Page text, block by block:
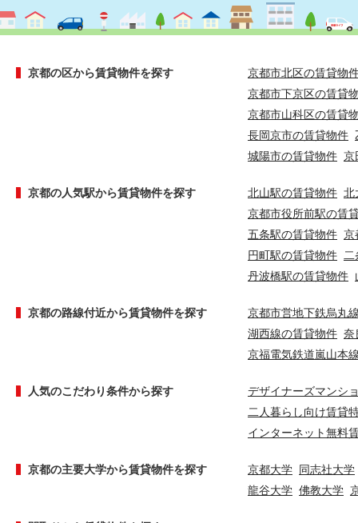
京都の区から賃貸物件を探す
京都市北区の賃貸物
京都市下京区の賃貸
京都市山科区の賃貸
長岡京市の賃貸物件
城陽市の賃貸物件 京
京都の人気駅から賃貸物件を探す 北山駅の賃貸物件 北
京都市役所前駅の賃
五条駅の賃貸物件 京
円町駅の賃貸物件
丹波橋駅の賃貸物件
京都の路線付近から賃貸物件を探す
京都市営地下鉄烏丸
湖西線の賃貸物件 奈
京福電気鉄道嵐山本
人気のこだわり条件から探す
デザイナーズマンシ
二人暮らし向け賃貸
インターネット無料
京都の主要大学から賃貸物件を探す 京都大学 同志社大学
龍谷大学 佛教大学